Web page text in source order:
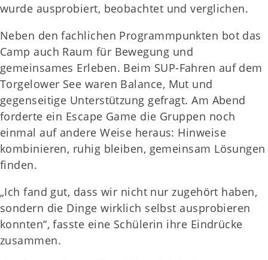
wurde ausprobiert, beobachtet und verglichen.
Neben den fachlichen Programmpunkten bot das
Camp auch Raum für Bewegung und
gemeinsames Erleben. Beim SUP-Fahren auf dem
Torgelower See waren Balance, Mut und
gegenseitige Unterstützung gefragt. Am Abend
forderte ein Escape Game die Gruppen noch
einmal auf andere Weise heraus: Hinweise
kombinieren, ruhig bleiben, gemeinsam Lösungen
finden.
„Ich fand gut, dass wir nicht nur zugehört haben,
sondern die Dinge wirklich selbst ausprobieren
konnten“, fasste eine Schülerin ihre Eindrücke
zusammen.